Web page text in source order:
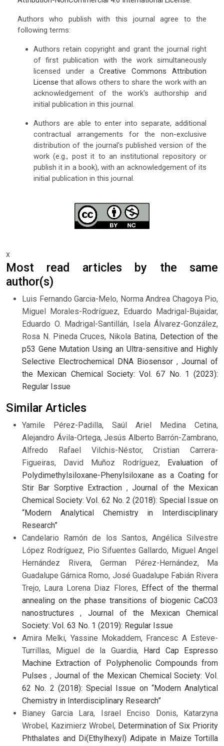
Authors who publish with this journal agree to the
following terms:
Authors retain copyright and grant the journal right
of first publication with the work simultaneously
licensed under aCreative Commons Attribution
License that allows others to share the work with an
acknowledgement of the work's authorship and
initial publication in this journal.
Authors are able to enter into separate, additional
contractual arrangements for the non-exclusive
distribution of the journal's published version of the
work (e.g., post it to an institutional repository or
publish it in a book), with an acknowledgement of its
initial publication in this journal.
x
Most read articles by the same
author(s)
Luis Fernando Garcia-Melo, Norma Andrea Chagoya Pio,
Miguel Morales-Rodríguez, Eduardo Madrigal-Bujaidar,
Eduardo O. Madrigal-Santillán, Isela Álvarez-González,
Rosa N. Pineda Cruces, Nikola Batina, Detection of the
p53 Gene Mutation Using an Ultra-sensitive and Highly
Selective Electrochemical DNA Biosensor , Journal of
the Mexican Chemical Society: Vol. 67 No. 1 (2023):
Regular Issue
Similar Articles
Yamile Pérez-Padilla, Saúl Ariel Medina Cetina,
Alejandro Ávila-Ortega, Jesús Alberto Barrón-Zambrano,
Alfredo Rafael Vilchis-Néstor, Cristian Carrera-
Figueiras, David Muñoz Rodríguez, Evaluation of
Polydimethylsiloxane-Phenylsiloxane as a Coating for
Stir Bar Sorptive Extraction , Journal of the Mexican
Chemical Society: Vol. 62 No. 2 (2018): Special Issue on
“Modern Analytical Chemistry in Interdisciplinary
Research”
Candelario Ramón de los Santos, Angélica Silvestre
López Rodríguez, Pio Sifuentes Gallardo, Miguel Angel
Hernández Rivera, German Pérez-Hernández, Ma
Guadalupe Gárnica Romo, José Guadalupe Fabián Rivera
Trejo, Laura Lorena Diaz Flores, Effect of the thermal
annealing on the phase transitions of biogenic CaCO3
nanostructures, Journal of the Mexican Chemical
Society: Vol. 63 No. 1 (2019): Regular Issue
Amira Melki, Yassine Mokaddem, Francesc A Esteve-
Turrillas, Miguel de la Guardia, Hard Cap Espresso
Machine Extraction of Polyphenolic Compounds from
Pulses , Journal of the Mexican Chemical Society: Vol.
62 No. 2 (2018): Special Issue on “Modern Analytical
Chemistry in Interdisciplinary Research”
Bianey Garcia Lara, Israel Enciso Donis, Katarzyna
Wrobel, Kazimierz Wrobel, Determination of Six Priority
Phthalates and Di(Ethylhexyl) Adipate in Maize Tortilla